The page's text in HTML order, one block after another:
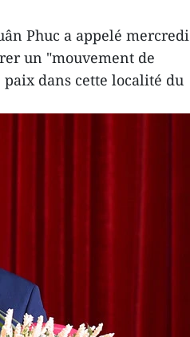
Phuc a appelé mercredi
un "mouvement de
dans cette localité du